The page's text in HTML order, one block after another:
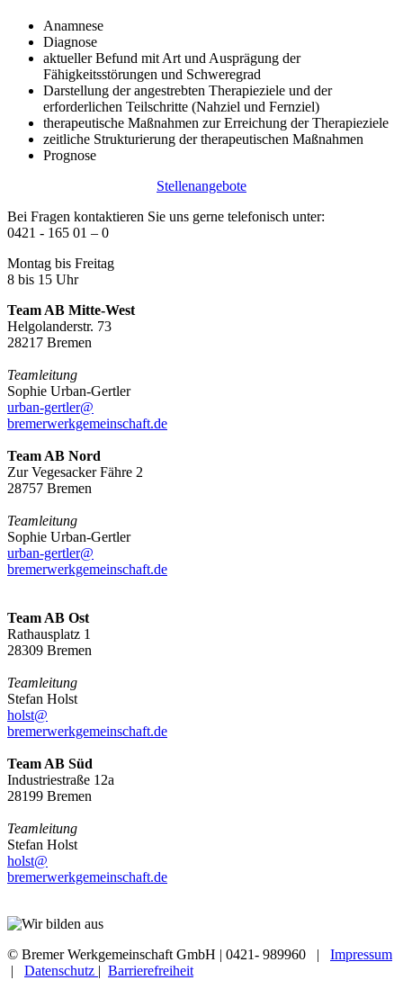
Anamnese
Diagnose
aktueller Befund mit Art und Ausprägung der
Fähigkeitsstörungen und Schweregrad
Darstellung der angestrebten Therapieziele und der
erforderlichen Teilschritte (Nahziel und Fernziel)
therapeutische Maßnahmen zur Erreichung der Therapieziele
zeitliche Strukturierung der therapeutischen Maßnahmen
Prognose
Stellenangebote
Bei Fragen kontaktieren Sie uns gerne telefonisch unter:
0421 - 165 01 – 0
Montag bis Freitag
8 bis 15 Uhr
Team AB Mitte-West
Helgolanderstr. 73
28217 Bremen
Teamleitung
Sophie Urban-Gertler
urban-gertler@
bremerwerkgemeinschaft.de
Team AB Nord
Zur Vegesacker Fähre 2
28757 Bremen
Teamleitung
Sophie Urban-Gertler
urban-gertler@
bremerwerkgemeinschaft.de
Team AB Ost
Rathausplatz 1
28309 Bremen
Teamleitung
Stefan Holst
holst@
bremerwerkgemeinschaft.de
Team AB Süd
Industriestraße 12a
28199 Bremen
Teamleitung
Stefan Holst
holst@
bremerwerkgemeinschaft.de
© Bremer Werkgemeinschaft GmbH | 0421- 989960 | Impressum
| Datenschutz | Barrierefreiheit